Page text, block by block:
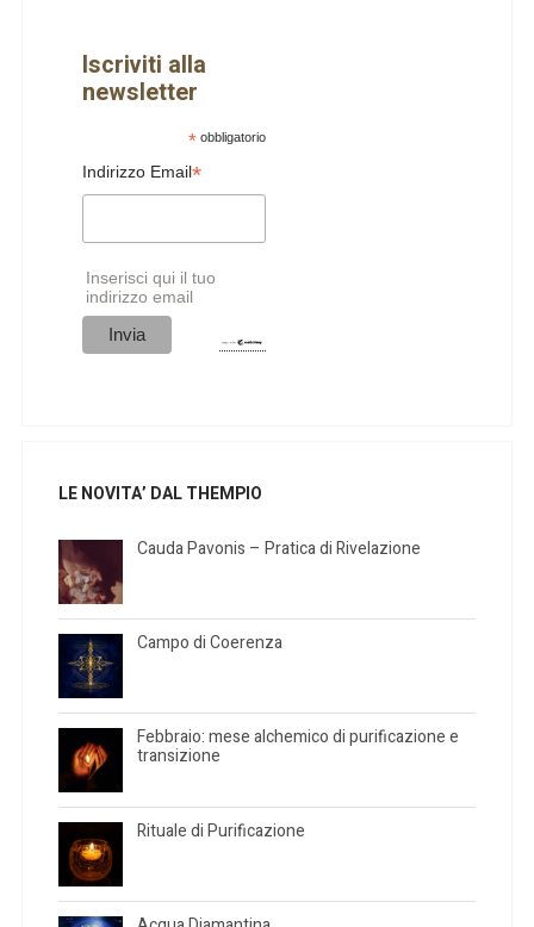
Iscriviti alla
newsletter
*obbligatorio
Indirizzo Email*
Inserisci qui il tuo
indirizzo email
LE NOVITA’ DAL THEMPIO
Cauda Pavonis – Pratica di Rivelazione
Campo di Coerenza
Febbraio: mese alchemico di purificazione e
transizione
Rituale di Purificazione